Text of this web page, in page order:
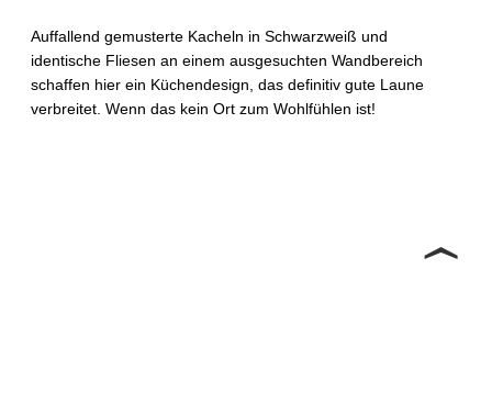
Auffallend gemusterte Kacheln in Schwarzweiß und
identische Fliesen an einem ausgesuchten Wandbereich
schaffen hier ein Küchendesign, das definitiv gute Laune
verbreitet. Wenn das kein Ort zum Wohlfühlen ist!